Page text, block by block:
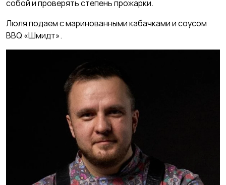
собой и проверять степень прожарки.
Люля подаем с маринованными кабачками и соусом
BBQ «Шмидт».